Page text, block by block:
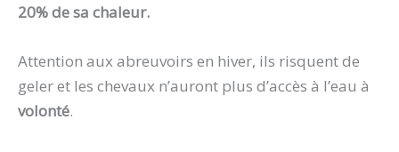
20% de sa chaleur.
Attention aux abreuvoirs en hiver, ils risquent de
geler et les chevaux n’auront plus d’accès à l’eau à
volonté.